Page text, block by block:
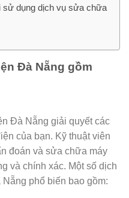
sử dụng dịch vụ sửa chữa
Đà Nẵng gồm
Đà Nẵng giải quyết các
của bạn. Kỹ thuật viên
đoán và sửa chữa máy
và chính xác. Một số dịch
phổ biến bao gồm: